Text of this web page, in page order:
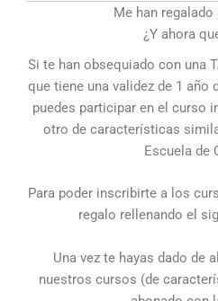
Me han
¿Y ahora
Si te han obsequiado con una
que tiene una validez de 1 año
puedes participar en el curso
otro de características
Escuela de
Para poder inscribirte a los
regalo rellenando el
Una vez te hayas dado de
nuestros cursos (de